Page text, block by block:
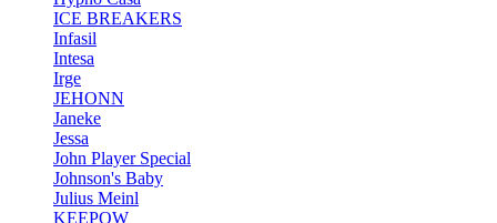
ICE BREAKERS
Infasil
Intesa
Irge
JEHONN
Janeke
Jessa
John Player Special
Johnson's Baby
Julius Meinl
KEEPOW